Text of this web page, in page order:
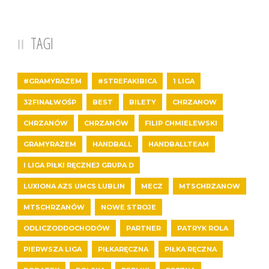
TAGI
#GRAMYRAZEM #STREFAKIBICA 1 LIGA
32FINAŁWOŚP BEST BILETY CHRZANOW
CHRZANÓW CHRZANÓW FILIP CHMIELEWSKI
GRAMYRAZEM HANDBALL HANDBALLTEAM
I LIGA PIŁKI RĘCZNEJ GRUPA D
LUXIONA AZS UMCS LUBLIN MECZ MTSCHRZANOW
MTSCHRZANÓW NOWE STROJE
ODLICZODDOCHODÓW PARTNER PATRYK ROLA
PIERWSZA LIGA PIŁKARĘCZNA PIŁKA RĘCZNA